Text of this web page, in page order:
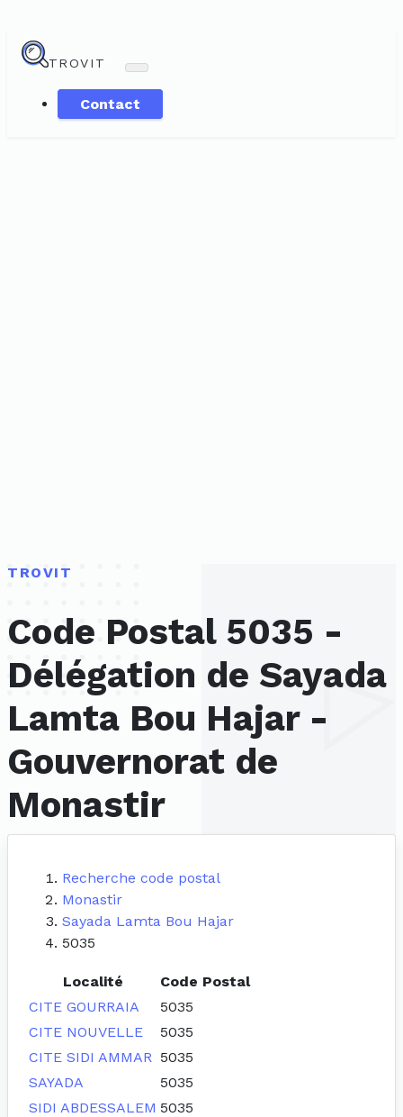
TROVIT
Contact
TROVIT
Code Postal 5035 -
Délégation de Sayada
Lamta Bou Hajar -
Gouvernorat de
Monastir
Recherche code postal
Monastir
Sayada Lamta Bou Hajar
5035
Localité
Code Postal
CITE GOURRAIA
5035
CITE NOUVELLE
5035
CITE SIDI AMMAR 5035
SAYADA
5035
SIDI ABDESSALEM 5035